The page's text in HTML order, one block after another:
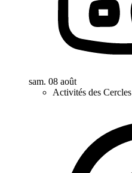
sam. 08 août
Activités des Cercles